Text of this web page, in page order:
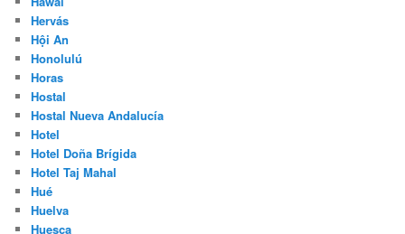
Hervás
Hội An
Honolulú
Horas
Hostal
Hostal Nueva Andalucía
Hotel
Hotel Doña Brígida
Hotel Taj Mahal
Hué
Huelva
Huesca